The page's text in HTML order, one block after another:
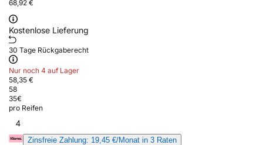
68,92 €
Kostenlose Lieferung
30 Tage Rückgaberecht
Nur noch 4 auf Lager
58,35 €
58
35€
pro Reifen
4
Zinsfreie Zahlung: 19,45 €/Monat in 3 Raten